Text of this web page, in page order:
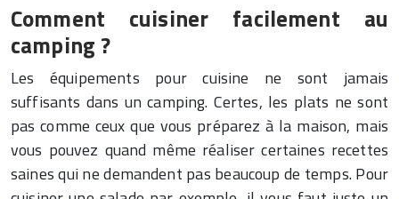
Comment cuisiner facilement au
camping ?
Les équipements pour cuisine ne sont jamais
suffisants dans un camping. Certes, les plats ne sont
pas comme ceux que vous préparez à la maison, mais
vous pouvez quand même réaliser certaines recettes
saines qui ne demandent pas beaucoup de temps. Pour